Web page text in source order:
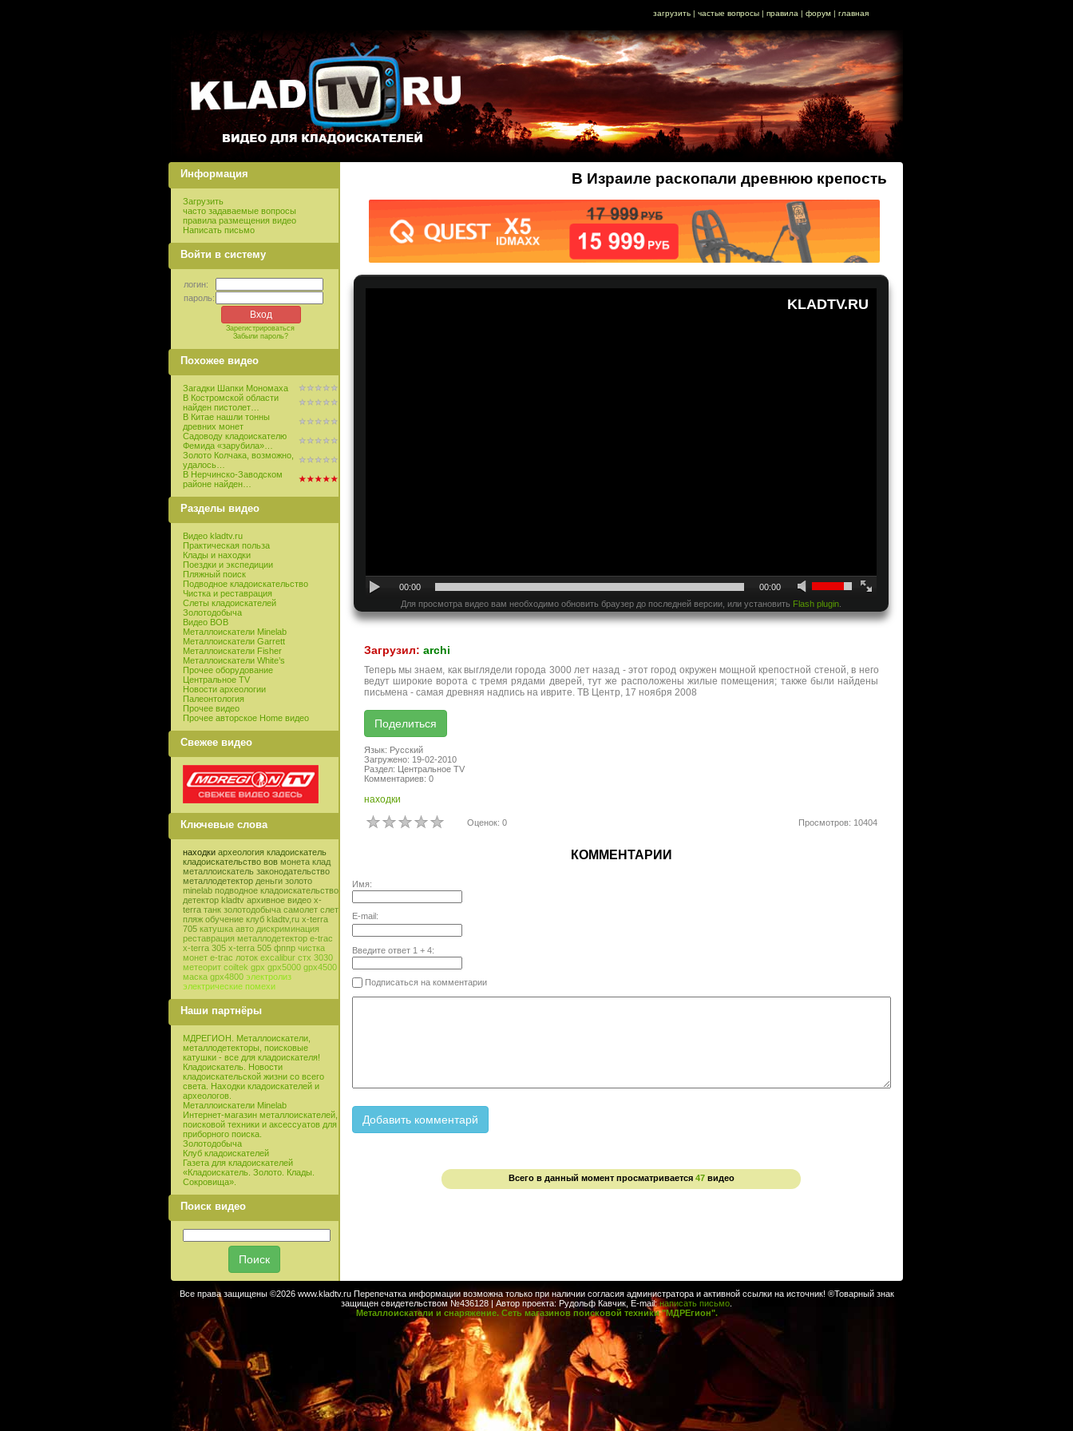
загрузить| частые вопросы| правила | форум| главная
Информация
Загрузить
часто задаваемые вопросы
правила размещения видео
Написать письмо
Войти в систему
логин:
пароль:
Зарегистрироваться
Забыли пароль?
Похожее видео
Загадки Шапки Мономаха
В Костромской области
найден пистолет…
В Китае нашли тонны
древних монет
Садоводу кладоискателю
Фемида «зарубила»…
Золото Колчака, возможно,
удалось…
В Нерчинско-Заводском
районе найден…
Разделы видео
Видео kladtv.ru
Практическая польза
Клады и находки
Поездки и экспедиции
Пляжный поиск
Подводное кладоискательство
Чистка и реставрация
Слеты кладоискателей
Золотодобыча
Видео ВОВ
Металлоискатели Minelab
Металлоискатели Garrett
Металлоискатели Fisher
Металлоискатели White’s
Прочее оборудование
Центральное TV
Новости археологии
Палеонтология
Прочее видео
Прочее авторское Home видео
Свежее видео
Ключевые слова
находки археология кладоискатель
кладоискательство вов монета клад
металлоискатель законодательство
металлодетектор деньги золото
minelab подводное кладоискательство
детектор kladtv архивное видео x-
terra танк золотодобыча самолет слет
пляж обучение клуб kladtv,ru x-terra
705 катушка авто дискриминация
реставрация металлодетектор e-trac
x-terra 305 x-terra 505 фппр чистка
монет e-trac лоток excalibur стх 3030
метеорит coiltek gpx gpx5000 gpx4500
маска gpx4800 электролиз
электрические помехи
Наши партнёры
МДРЕГИОН. Металлоискатели,
металлодетекторы, поисковые
катушки - все для кладоискателя!
Кладоискатель. Новости
кладоискательской жизни со всего
света. Находки кладоискателей и
археологов.
Металлоискатели Minelab
Интернет-магазин металлоискателей,
поисковой техники и аксессуатов для
приборного поиска.
Золотодобыча
Клуб кладоискателей
Газета для кладоискателей
«Кладоискатель. Золото. Клады.
Сокровища».
Поиск видео
В Израиле раскопали древнюю крепость
KLADTV.RU
00:00
00:00
Для просмотра видео вам необходимо обновить браузер до последней версии, или установить Flash plugin
Загрузил: archi
Теперь мы знаем, как выглядели города 3000 лет назад - этот город окружен мощной крепостной стеной, в него
ведут широкие ворота с тремя рядами дверей, тут же расположены жилые помещения; также были найдены
письмена - самая древняя надпись на иврите. ТВ Центр, 17 ноября 2008
Язык: Русский
Загружено: 19-02-2010
Раздел: Центральное TV
Комментариев: 0
находки
Оценок: 0 Просмотров: 10404
КОММЕНТАРИИ
Имя:
E-mail:
Введите ответ 1 + 4:
Подписаться на комментарии
Всего в данный момент просматривается 47видео
Все права защищены ©2026 www.kladtv.ru Перепечатка информации возможна только при наличии согласия администратора и активной ссылки на источник! ®Товарный знак
защищен свидетельством №436128 | Автор проекта: Рудольф Кавчик, E-mail:написать письмо
Металлоискатели и снаряжение. Сеть магазинов поисковой техники "МДРЕгион".